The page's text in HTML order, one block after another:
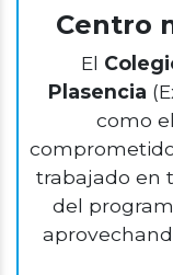
Centro
El
Plasencia
como
trabajado en
del